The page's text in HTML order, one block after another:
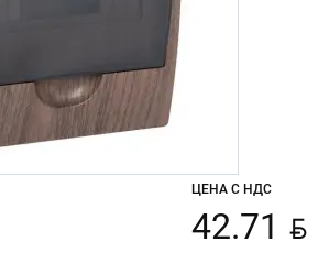
ЦЕНА С НДС
42.71 BYN